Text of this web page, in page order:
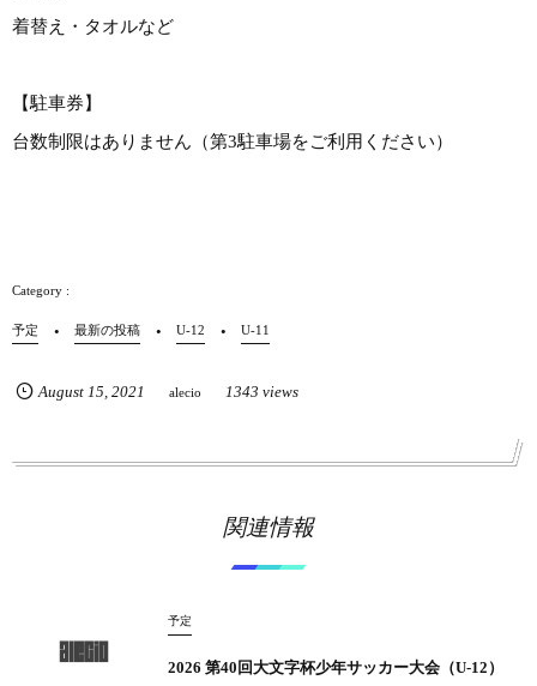
着替え・タオルなど
【駐車券】
台数制限はありません（第3駐車場をご利用ください）
予定 最新の投稿 U-12 U-11
August 15, 2021 alecio 1343 views
関連情報
予定
2026 第40回大文字杯少年サッカー大会（U-12）